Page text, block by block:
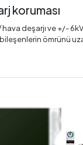
koruması
hava deşarjı ve +/-
ömrünü